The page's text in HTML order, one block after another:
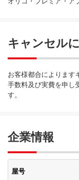
キャンセル
お客様都合によります
手数料及び実費を申し
す。
企業情報
屋号